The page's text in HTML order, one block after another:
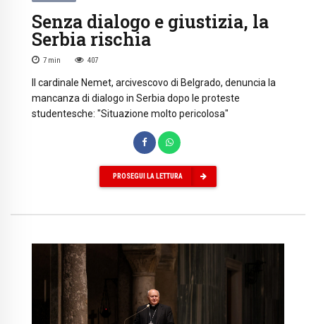
Senza dialogo e giustizia, la
Serbia rischia
7 min 407
Il cardinale Nemet, arcivescovo di Belgrado, denuncia la
mancanza di dialogo in Serbia dopo le proteste
studentesche: "Situazione molto pericolosa"
PROSEGUI LA LETTURA